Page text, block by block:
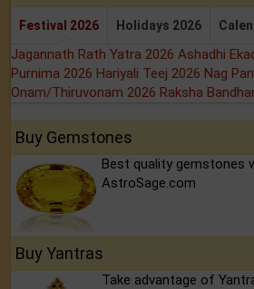
Festival 2026 Holidays 2026
Jagannath Rath Yatra 2026 Ashadhi
Purnima 2026 Hariyali Teej 2026 Nag
Onam/Thiruvonam 2026 Raksha
Buy Gemstones
Best quality gemstones
AstroSage.com
Buy Yantras
Take advantage of